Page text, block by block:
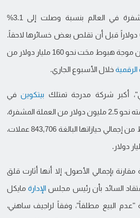
وتراجعت أكبر عملة مشفرة في العالم بنسبة وصلت إلى 3.1%
لتلامس مستوى 65391 دولاراً قبل أن تقلص بعض خسائرها لاحقاً.
ويأتي هذا الانخفاض ضمن موجة هبوط محَت نحو 160 مليار دولار من
خلال الأسبوع الجاري.
أكبر شركة مدرجة تمتلك بيتكوين في
ميزانيتها، قد باعت ما قيمته نحو 2.5 مليون دولار من العملة المشفرة،
ما يمثل 32 بيتكوين فقط من إجمالي حيازاتها البالغة 843,706 عملات،
بإجمالي الأصول، إلا أنها أثارت قلق
السائد بأن رئيس مجلس الإدارة مايكل
البيع مطلقاً"، وفقاً لراجيف ساهني،